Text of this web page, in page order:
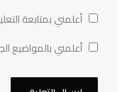
أعلمني بمتابعة
أعلمني بالمواضيع